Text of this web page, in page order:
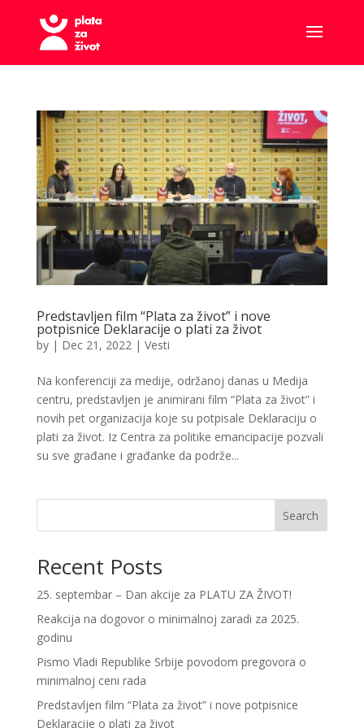
Predstavljen film “Plata za život” i nove
potpisnice Deklaracije o plati za život
by | Dec 21, 2022| Vesti
Na konferenciji za medije, održanoj danas u Medija
centru, predstavljen je animirani film “Plata za život” i
novih pet organizacija koje su potpisale Deklaraciju o
plati za život. Iz Centra za politike emancipacije pozvali
su sve građane i građanke da podrže...
Search
Recent Posts
25. septembar – Dan akcije za PLATU ZA ŽIVOT!
Reakcija na dogovor o minimalnoj zaradi za 2025.
godinu
Pismo Vladi Republike Srbije povodom pregovora o
minimalnoj ceni rada
Predstavljen film “Plata za život” i nove potpisnice
Deklaracije o plati za život